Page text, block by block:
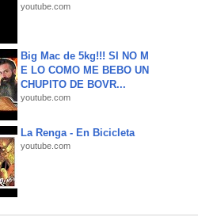
youtube.com
Big Mac de 5kg!!! SI NO M
E LO COMO ME BEBO UN
CHUPITO DE BOVR...
youtube.com
La Renga - En Bicicleta
youtube.com